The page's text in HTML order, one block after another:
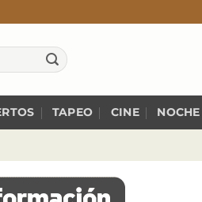
TAPEO CINE NOCHE